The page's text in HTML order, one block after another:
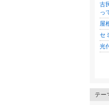
古
っ
屋
セ
光
テー